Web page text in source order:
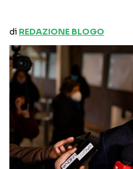
di REDAZIONE BLOGO